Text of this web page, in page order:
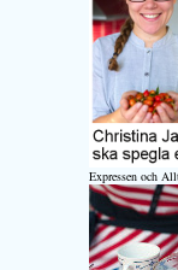
Expressen och